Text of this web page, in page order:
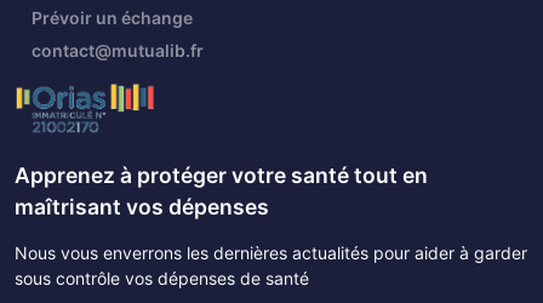
Prévoir un échange
contact@mutualib.fr
Apprenez à protéger votre santé tout en
maîtrisant vos dépenses
Nous vous enverrons les dernières actualités pour aider à garder
sous contrôle vos dépenses de santé